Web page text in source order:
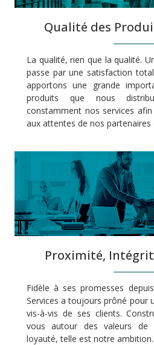
Qualité des
La qualité, rien que la qualité.
passe par une satisfaction
apportons une grande
produits que nous
constamment nos services
aux attentes de nos partenaires
Proximité,
Fidèle à ses promesses
Services a toujours prôné pour
vis-à-vis de ses clients.
vous autour des valeurs de
loyauté, telle est notre ambition.